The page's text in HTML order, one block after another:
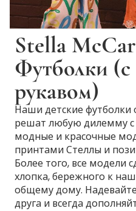
Stella
Футболки
рукавом)
Наши детские
решат любую дилемму
модные и красочные
принтами Стеллы и
Более того, все модели
хлопка, бережного к
общему дому.
друга и всегда